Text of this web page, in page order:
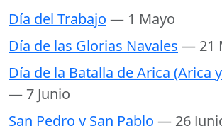
Día del Trabajo — 1 Mayo
Día de las Glorias Navales — 21
Día de la Batalla de Arica (Arica
— 7 Junio
San Pedro y San Pablo — 26